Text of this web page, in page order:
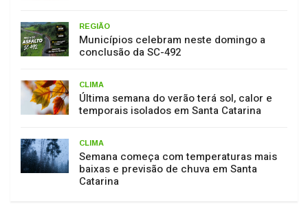
REGIÃO
Municípios celebram neste domingo a
conclusão da SC-492
CLIMA
Última semana do verão terá sol, calor e
temporais isolados em Santa Catarina
CLIMA
Semana começa com temperaturas mais
baixas e previsão de chuva em Santa
Catarina